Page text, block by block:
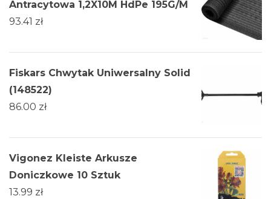
Antracytowa 1,2X10M HdPe 195G/M
93.41 zł
Fiskars Chwytak Uniwersalny Solid
(148522)
86.00 zł
Vigonez Kleiste Arkusze
Doniczkowe 10 Sztuk
13.99 zł